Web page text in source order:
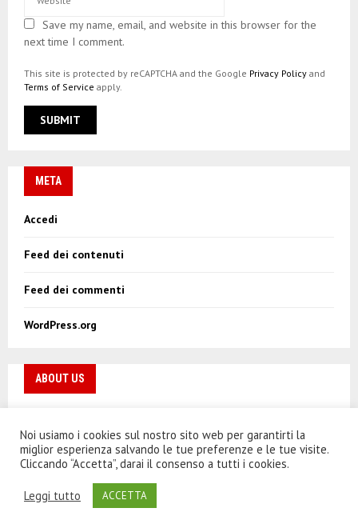
Save my name, email, and website in this browser for the
next time I comment.
This site is protected by reCAPTCHA and the Google Privacy Policy and
Terms of Service apply.
META
Accedi
Feed dei contenuti
Feed dei commenti
WordPress.org
ABOUT US
VeroRock
DIRETTORE RESPONSABILE: Marcello Dubla;
Noi usiamo i cookies sul nostro sito web per garantirti la
miglior esperienza salvando le tue preferenze e le tue visite.
Cliccando “Accetta”, darai il consenso a tutti i cookies.
Leggi tutto ACCETTA